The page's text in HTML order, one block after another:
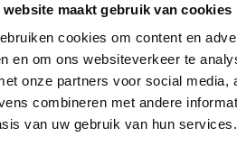
website maakt gebruik van cookies
cookies om content en
en om ons websiteverkeer te
onze partners voor social media,
combineren met andere
van uw gebruik van hun services.